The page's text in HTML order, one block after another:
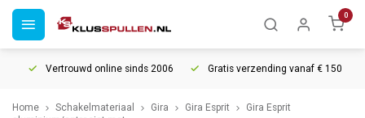
0
Vertrouwd online sinds 2006 Gratis verzending vanaf € 150
Home Schakelmateriaal Gira Gira Esprit
Gira Esprit